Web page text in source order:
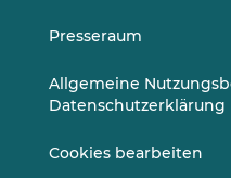
Presseraum
Allgemeine
Datenschutzerklärung
Cookies bearbeiten